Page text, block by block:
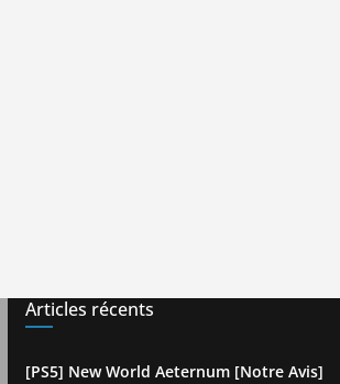
Articles récents
[PS5] New World Aeternum [Notre Avis]